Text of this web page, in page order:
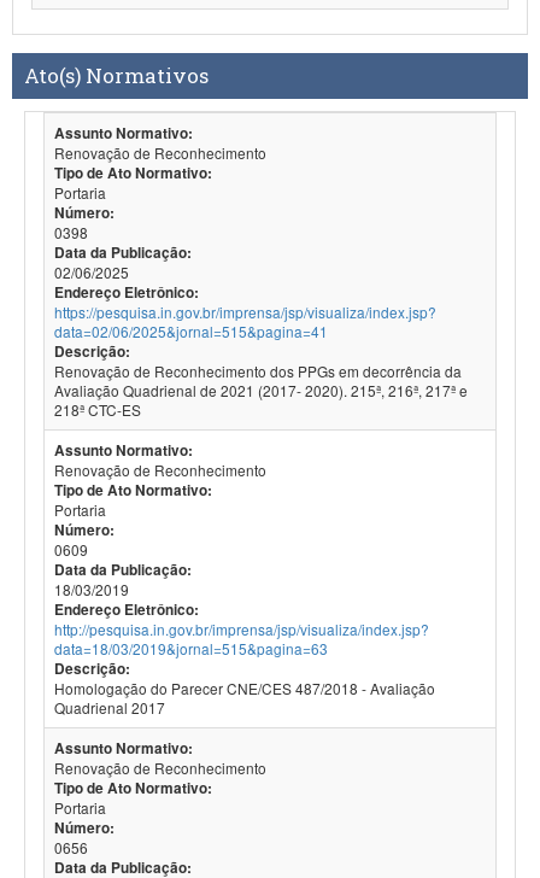
Ato(s) Normativos
Assunto Normativo:
Renovação de Reconhecimento
Tipo de Ato Normativo:
Portaria
Número:
0398
Data da Publicação:
02/06/2025
Endereço Eletrônico:
https://pesquisa.in.gov.br/imprensa/jsp/visualiza/index.jsp?
data=02/06/2025&jornal=515&pagina=41
Descrição:
Renovação de Reconhecimento dos PPGs em decorrência da
Avaliação Quadrienal de 2021 (2017- 2020). 215ª, 216ª, 217ª e
218ª CTC-ES
Assunto Normativo:
Renovação de Reconhecimento
Tipo de Ato Normativo:
Portaria
Número:
0609
Data da Publicação:
18/03/2019
Endereço Eletrônico:
http://pesquisa.in.gov.br/imprensa/jsp/visualiza/index.jsp?
data=18/03/2019&jornal=515&pagina=63
Descrição:
Homologação do Parecer CNE/CES 487/2018 - Avaliação
Quadrienal 2017
Assunto Normativo:
Renovação de Reconhecimento
Tipo de Ato Normativo:
Portaria
Número:
0656
Data da Publicação: